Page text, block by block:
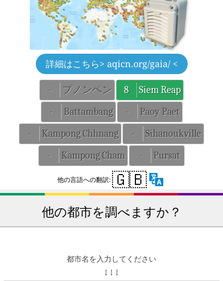
詳細はこちら> aqicn.org/gaia/ <
- プノンペン 8
Siem Reap
-
Battambang -
Paoy Paet
-
Kampong Chhnang -
Sihanoukville
-
Kampong Cham - Pursat
他の言語への翻訳: 🇬🇧
他の都市を調べますか？
都市名を入力してください
↓ ↓ ↓